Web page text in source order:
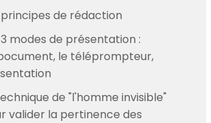
principes de rédaction
3 modes de présentation :
le téléprompteur,
de "l'homme invisible"
valider la pertinence des